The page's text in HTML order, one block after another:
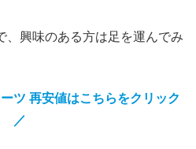
、興味のある方は足を運んでみ
ツ 再安値はこちらをクリック
／